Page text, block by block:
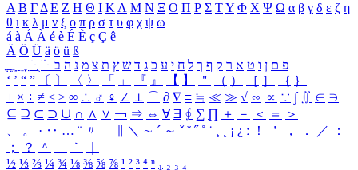
Α Β ΓΔ Ε Ζ Η Θ Ι ΚΛ Μ Ν Ξ Ο Π Ρ Σ ΤΥ Φ Χ Ψ Ω α β γ δ ε ζ η
θ ι κ λ μ ν ξ ο π ρ σ τ υ φ χ ψ ω
á à Á À é è É È ç Ç ê
Ä Ö Ü ä ö ü ß
ִֶֹ ֻּ ׁׂ פ ם ן ו ט א ר ק ף ך ל ח י ע כ ג ד ש ץ ת צ מ נ ה ב
‘ ’ “ ” 〔 〕 〈 〉 「 」 『 』 【 】 ＂ （ ） ［ ］ ｛ ｝
± × ÷ ≠ ≤ ≥ ∞ ∴ ♂ ♀ ∠ ⊥ ⌒ ∂ ∇ ≡ ≒ ≪ ≫ √ ∽ ∝ ∵ ∫ ∬ ∈ ∋
⊆ ⊇ ⊂ ⊃ ∪ ∩ ∧ ∨ ￢ ⇒ ⇔ ∀ ∃ ∮ ∑ ∏ ＋ － ＜ ＝
＞
、
。 · ‥ … ¨ 〃 ― ＼ ∼ ´ ～ ˇ ˘ ˝ ˚ ˙ ¸ ¡ ¿ ː ！ ＇ ， ． ／
：
；
？ ＾ ｀
½ ⅓ ⅔ ¼ ¾ ⅛ ⅜ ⅝ ⅞ ¹ ² ³ ⁴ ⁿ ₁ ₂ ₃ ₄